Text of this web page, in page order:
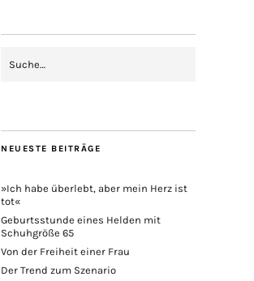
NEUESTE BEITRÄGE
»Ich habe überlebt, aber mein Herz ist
tot«
Geburtsstunde eines Helden mit
Schuhgröße 65
Von der Freiheit einer Frau
Der Trend zum Szenario